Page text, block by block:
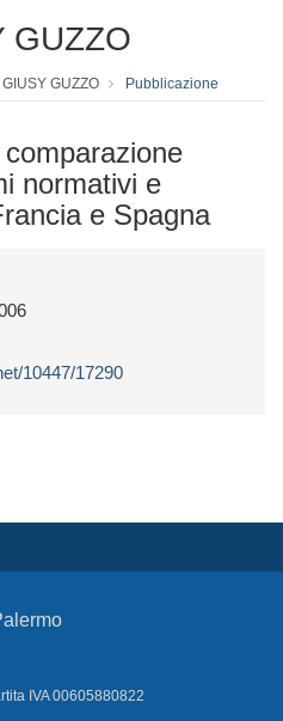
GUZZO
GIUSY GUZZO Pubblicazione
normativi e
e Spagna
10447/17290
IVA 00605880822